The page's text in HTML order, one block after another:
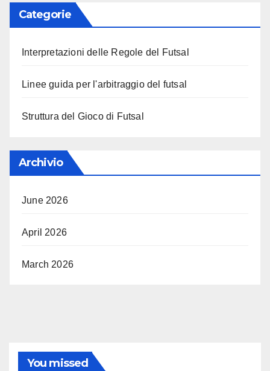
Categorie
Interpretazioni delle Regole del Futsal
Linee guida per l'arbitraggio del futsal
Struttura del Gioco di Futsal
Archivio
June 2026
April 2026
March 2026
You missed